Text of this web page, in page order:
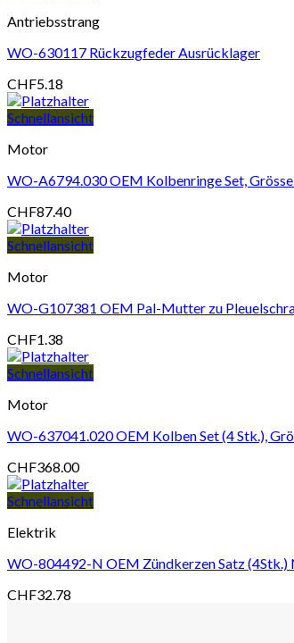
Antriebsstrang
WO-630117 Rückzugfeder Ausrücklager
CHF5.18
Schnellansicht
Motor
WO-A6794.030 OEM Kolbenringe Set,
CHF87.40
Schnellansicht
Motor
WO-G107381 OEM Pal-Mutter zu
CHF1.38
Schnellansicht
Motor
WO-637041.020 OEM Kolben Set (4 Stk.),
CHF368.00
Schnellansicht
Elektrik
WO-804492-N OEM Zündkerzen Satz (4Stk.)
CHF32.78